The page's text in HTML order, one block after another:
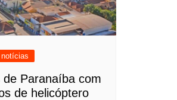
Paranaíba com
de helicóptero